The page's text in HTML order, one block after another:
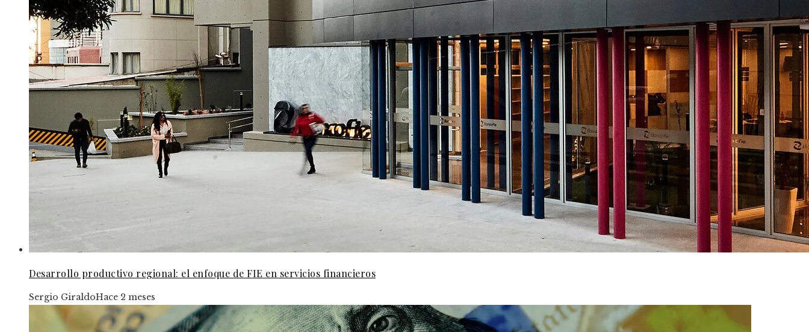
Desarrollo productivo regional: el enfoque de FIE en servicios financieros
Sergio GiraldoHace 2 meses